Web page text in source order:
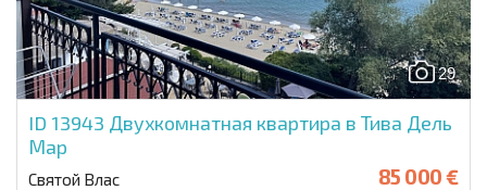
29
ID 13943 Двухкомнатная квартира в Тива Дель
Мар
Святой Влас 85 000 €